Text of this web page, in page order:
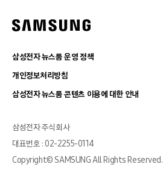
삼성전자 뉴스룸 운영 정책
개인정보처리방침
삼성전자 뉴스룸 콘텐츠 이용에 대한 안내
삼성전자 주식회사
대표번호 : 02-2255-0114
Copyright© SAMSUNG All Rights Reserved.